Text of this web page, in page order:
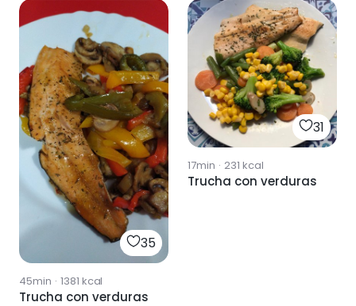
35
45min · 1381 kcal
Trucha con verduras
31
17min · 231 kcal
Trucha con verduras